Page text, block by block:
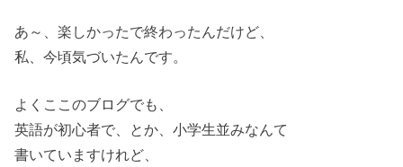
あ～、楽しかったで終わったんだけど、
私、今頃気づいたんです。
よくここのブログでも、
英語が初心者で、とか、小学生並みなんて
書いていますけれど、